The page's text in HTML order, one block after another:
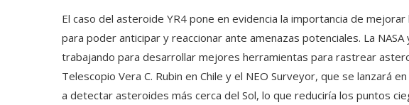
El caso del asteroide YR4 pone en evidencia la importancia de
para poder anticipar y reaccionar ante amenazas potenciales. La
trabajando para desarrollar mejores herramientas para rastrear
Telescopio Vera C. Rubin en Chile y el NEO Surveyor, que se lanzará
a detectar asteroides más cerca del Sol, lo que reduciría los puntos